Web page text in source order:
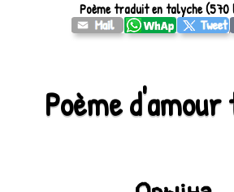
Poème
Poème traduit en talyche (570